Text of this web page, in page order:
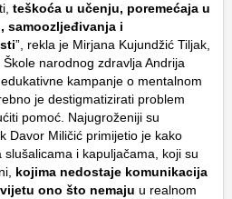
teškoća u učenju, poremećaja u
samoozljeđivanja i
”, rekla je Mirjana Kujundžić Tiljak,
Škole narodnog zdravlja Andrija
kampanje o mentalnom
je destigmatizirati problem
pomoć. Najugroženiji su
Davor Miličić primijetio je kako
i kapuljačama, koji su
kojima nedostaje komunikacija
ono što nemaju u realnom